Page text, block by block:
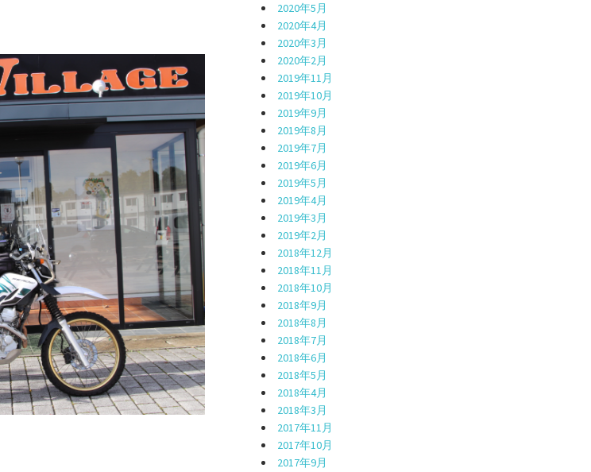
2020年5月
2020年4月
2020年3月
2020年2月
2019年11月
2019年10月
2019年9月
2019年8月
2019年7月
2019年6月
2019年5月
2019年4月
2019年3月
2019年2月
2018年12月
2018年11月
2018年10月
2018年9月
2018年8月
2018年7月
2018年6月
2018年5月
2018年4月
2018年3月
2017年11月
2017年10月
2017年9月